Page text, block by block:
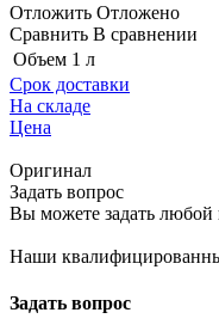
Отложить Отложено
Сравнить В сравнении
Объем 1 л
Срок доставки
На складе
Цена
Оригинал
Задать вопрос
Вы можете задать любой
Наши
Задать вопрос